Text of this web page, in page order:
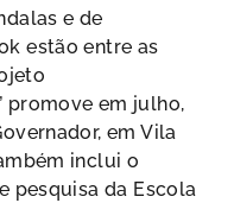
e de
estão entre as
promove em julho,
em Vila
inclui o
pesquisa da Escola